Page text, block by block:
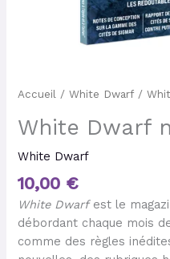
Accueil /White Dwarf/
White Dwarf
White Dwarf
10,00 €
White Dwarfest le
débordant chaque mois
comme des règles